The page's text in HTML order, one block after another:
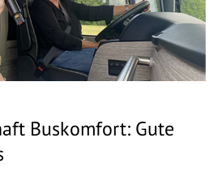
Buskomfort: Gute